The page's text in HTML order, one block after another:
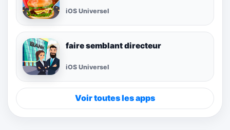
iOS Universel
faire semblant directeur
iOS Universel
Voir toutes les apps